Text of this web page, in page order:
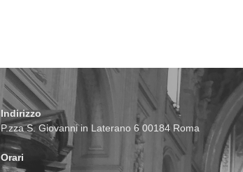
Indirizzo
P.zza S. Giovanni in Laterano 6 00184 Roma
Orari